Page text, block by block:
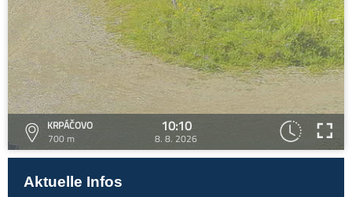
KRPÁČOVO
700 m
10:10
8. 8. 2026
Aktuelle Infos